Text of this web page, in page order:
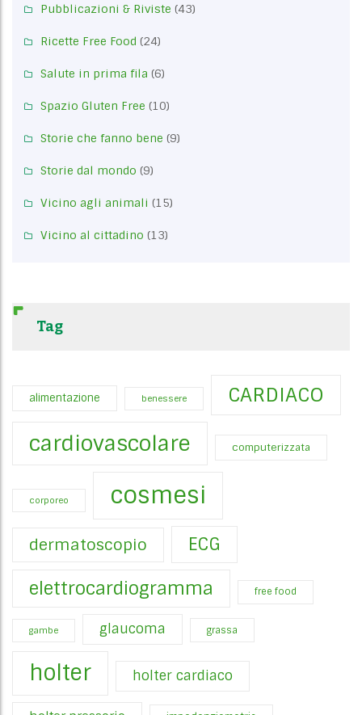
Pubblicazioni & Riviste (43)
Ricette Free Food (24)
Salute in prima fila (6)
Spazio Gluten Free (10)
Storie che fanno bene (9)
Storie dal mondo (9)
Vicino agli animali (15)
Vicino al cittadino (13)
Tag
alimentazione benessere CARDIACO
cardiovascolare computerizzata
corporeo cosmesi
dermatoscopio ECG
elettrocardiogramma free food
gambe glaucoma grassa
holter holter cardiaco